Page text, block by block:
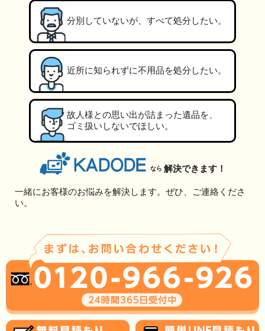
分別していないが、すべて処分したい。
近所に知られずに不用品を処分したい。
故人様との思い出が詰まった遺品を、
ゴミ扱いしないでほしい。
なら 解決できます！
一緒にお客様のお悩みを解決します。ぜひ、ご連絡くださ
い。